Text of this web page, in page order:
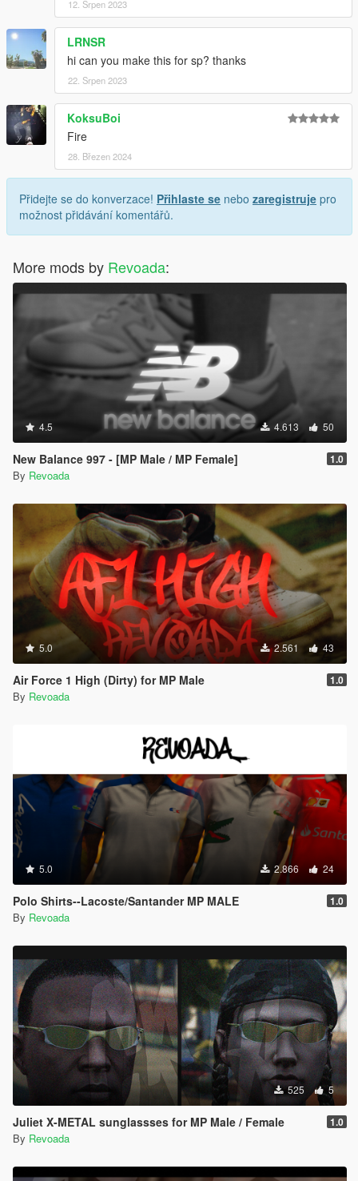
12. Srpen 2023
LRNSR
hi can you make this for sp? thanks
22. Srpen 2023
KoksuBoi
Fire
28. Březen 2024
Přidejte se do konverzace! Přihlaste se nebo zaregistruje pro
možnost přidávání komentářů.
More mods by Revoada:
4.5 4.613 50
New Balance 997 - [MP Male / MP Female] 1.0
By Revoada
5.0 2.561 43
Air Force 1 High (Dirty) for MP Male 1.0
By Revoada
5.0 2.866 24
Polo Shirts--Lacoste/Santander MP MALE 1.0
By Revoada
525 5
Juliet X-METAL sunglassses for MP Male / Female 1.0
By Revoada